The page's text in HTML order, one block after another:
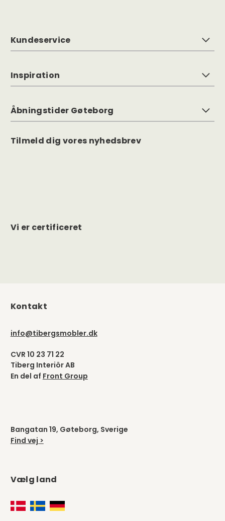
Kundeservice
Inspiration
Åbningstider Gøteborg
Tilmeld dig vores nyhedsbrev
Vi er certificeret
Kontakt
info@tibergsmobler.dk
CVR 10 23 71 22
Tiberg Interiör AB
En del af Front Group
Bangatan 19, Gøteborg, Sverige
Find vej >
Vælg land